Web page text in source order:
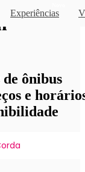
Experiências
ônibus
e